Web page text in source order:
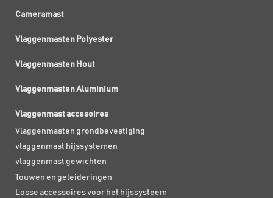
Cameramast
Vlaggenmasten Polyester
Vlaggenmasten Hout
Vlaggenmasten Aluminium
Vlaggenmast accesoires
Vlaggenmasten grondbevestiging
vlaggenmast hijssystemen
vlaggenmast gewichten
Touwen en geleideringen
Losse accessoires voor het hijssysteem